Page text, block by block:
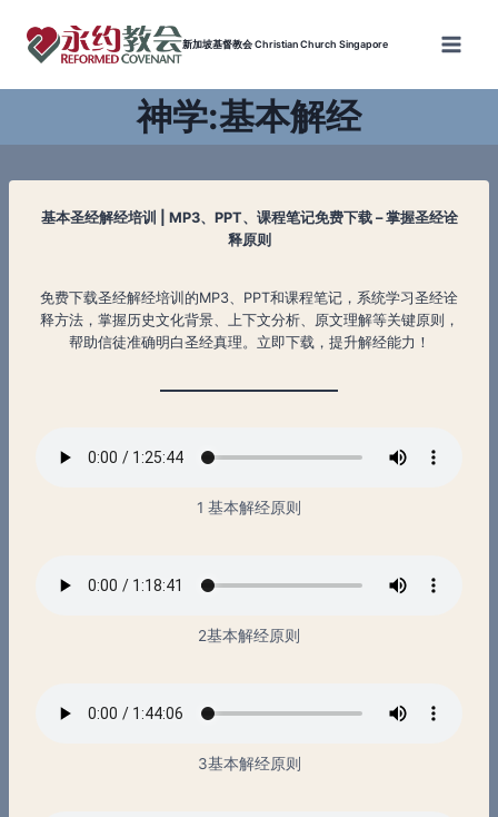
新加坡基督教会 Christian Church Singapore
神学:基本解经
基本圣经解经培训 | MP3、PPT、课程笔记免费下载 – 掌握圣经诠
释原则
免费下载圣经解经培训的MP3、PPT和课程笔记，系统学习圣经诠
释方法，掌握历史文化背景、上下文分析、原文理解等关键原则，
帮助信徒准确明白圣经真理。立即下载，提升解经能力！
1 基本解经原则
2基本解经原则
3基本解经原则